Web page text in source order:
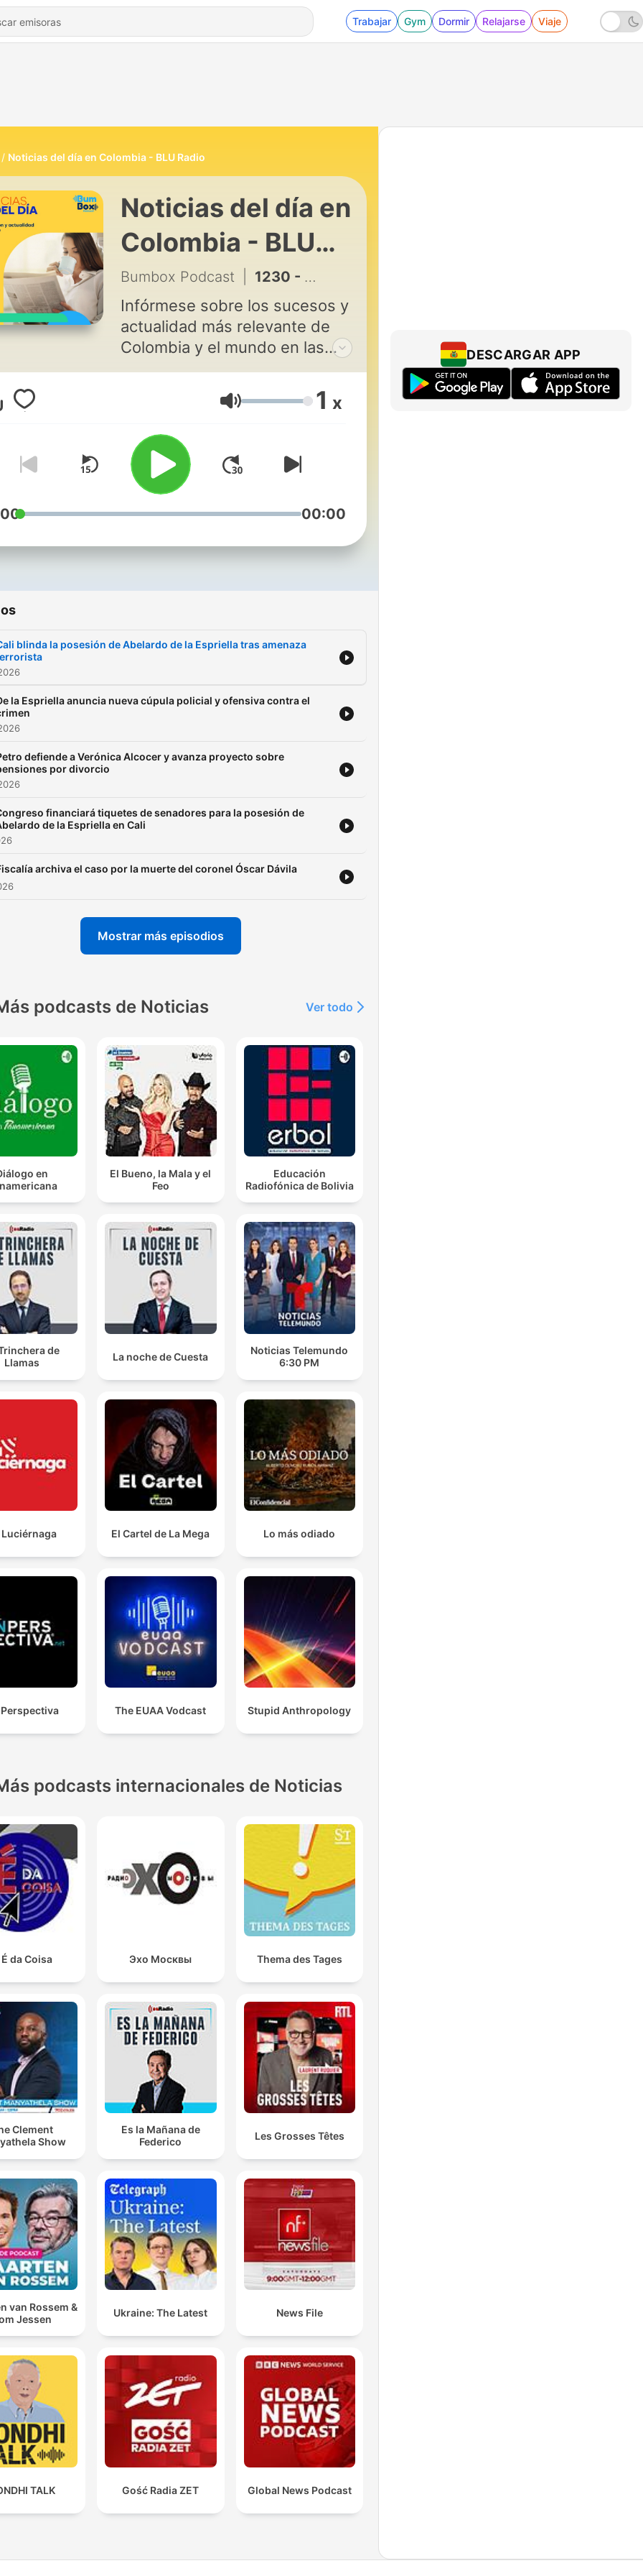
Trabajar Gym Dormir Relajarse Viaje
Noticias del día en Colombia - BLU Radio
Noticias del día en
Colombia - BLU
Radio
Bumbox Podcast 1230 - Cali blinda la posesión de Abelardo de la Espriella tras amenaza terrorista
Infórmese sobre los sucesos y
actualidad más relevante de
Colombia y el mundo en las
Noticias del día.
Volumen 1 x
00:00
blinda la posesión de Abelardo de la Espriella tras amenaza
la Espriella anuncia nueva cúpula policial y ofensiva contra el
defiende a Verónica Alcocer y avanza proyecto sobre
por divorcio
financiará tiquetes de senadores para la posesión de
de la Espriella en Cali
archiva el caso por la muerte del coronel Óscar Dávila
Mostrar más episodios
podcasts de Noticias Ver todo
en
El Bueno, la Mala y el
Feo
Educación
Radiofónica de Bolivia
de
Llamas
La noche de Cuesta
Noticias Telemundo
6:30 PM
Luciérnaga El Cartel de La Mega Lo más odiado
The EUAA Vodcast Stupid Anthropology
podcasts internacionales de Noticias
É da Coisa Эхо Москвы Thema des Tages
Clement
Show
Es la Mañana de
Federico
Les Grosses Têtes
van Rossem &
Jessen
Ukraine: The Latest News File
TALK Gość Radia ZET Global News Podcast
DESCARGAR APP